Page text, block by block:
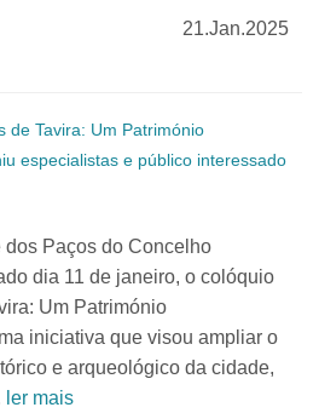
21.Jan.2025
de Tavira: Um Património
especialistas e público interessado
Paços do Concelho
dia 11 de janeiro, o colóquio
Um Património
iniciativa que visou ampliar o
e arqueológico da cidade,
ler mais